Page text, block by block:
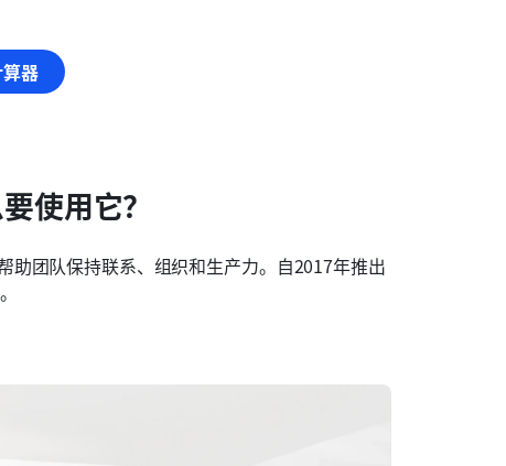
器
使用它？
团队保持联系、组织和生产力。自2017年推出